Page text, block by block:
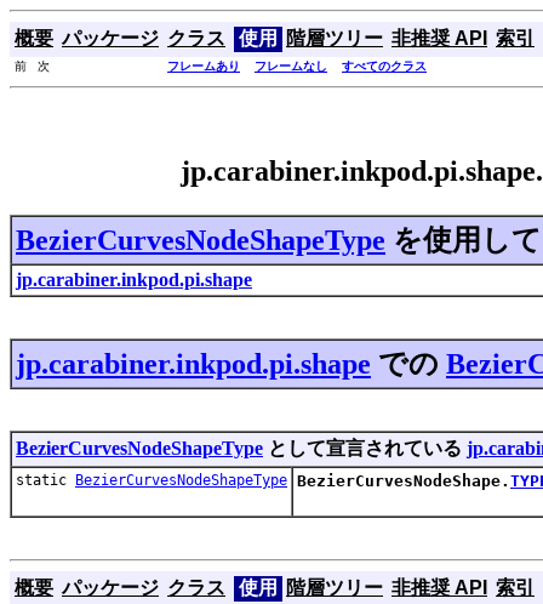
概要 パッケージ クラス 使用 階層ツリー 非推奨 API 索引
前 次 フレームあり フレームなし すべてのクラス
BezierCurvesNodeShapeType を使用し
jp.carabiner.inkpod.pi.shape
jp.carabiner.inkpod.pi.shape での
BezierCurvesNodeShapeType として宣言されている
static BezierCurvesNodeShapeType BezierCurvesNodeShape.
概要 パッケージ クラス 使用 階層ツリー 非推奨 API 索引